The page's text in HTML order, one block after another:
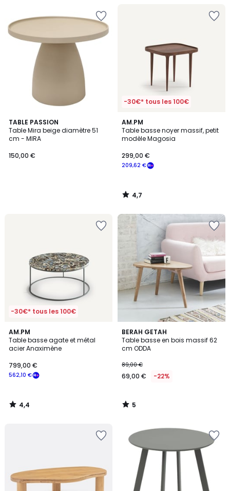
TABLE PASSION
Table Mira beige diamètre 51
cm - MIRA
150,00 €
-30€* tous les 100€
AM.PM
Table basse noyer massif, petit
modèle Magosia
209,62 €
299,00 €
4,7
/ 5
4,7
/
-30€* tous les 100€
AM.PM
Table basse agate et métal
acier Anaximène
562,10 €
799,00 €
4,4
/ 5
4,4
/
BERAH GETAH
Table basse en bois massif 62
cm ODDA
89,00 €
69,00 € -22%
5
/
5
5
/